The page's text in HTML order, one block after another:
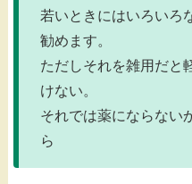
若いときにはいろいろ
勧めます。
ただしそれを雑用だと
けない。
それでは薬にならない
ら 養